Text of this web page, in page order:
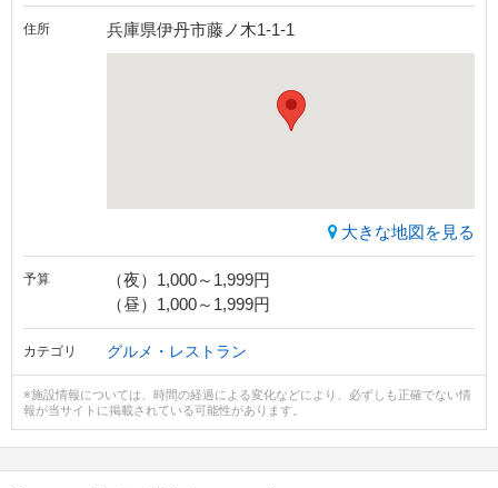
住所 兵庫県伊丹市藤ノ木1-1-1
大きな地図を見る
予算
（夜）1,000～1,999円
（昼）1,000～1,999円
カテゴリ グルメ・レストラン
※施設情報については、時間の経過による変化などにより、必ずしも正確でない情
報が当サイトに掲載されている可能性があります。